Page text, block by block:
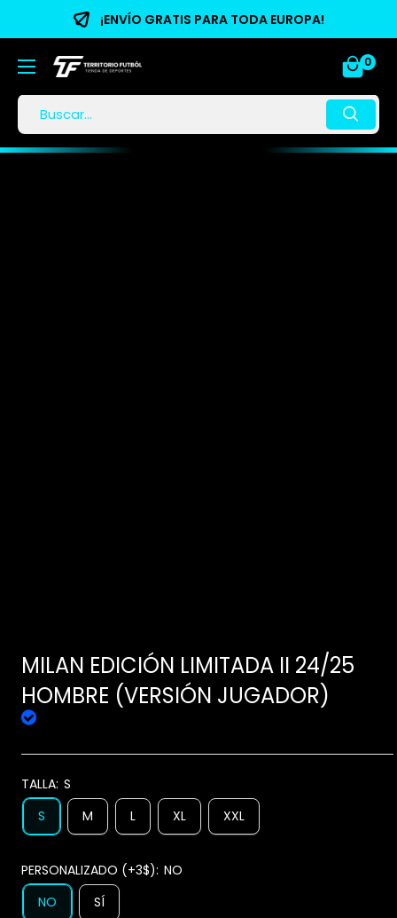
¡ENVÍO GRATIS PARA TODA EUROPA!
0
MILAN EDICIÓN LIMITADA II 24/25
HOMBRE (VERSIÓN JUGADOR)
TALLA: S
S
M L XL XXL
PERSONALIZADO (+3$): NO
NO
SÍ